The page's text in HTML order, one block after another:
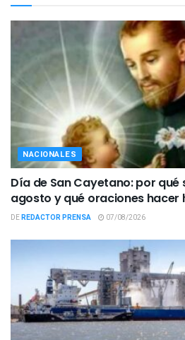
NACIONALES
Día de San Cayetano: por qué
agosto y qué oraciones hacer
DEREDACTOR PRENSA 07/08/2026